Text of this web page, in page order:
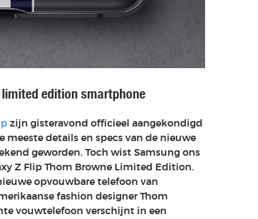
edition smartphone
zijn gisteravond officieel aangekondigd
meeste details en specs van de nieuwe
geworden. Toch wist Samsung ons
Z Flip Thom Browne Limited Edition.
opvouwbare telefoon van
fashion designer Thom
vouwtelefoon verschijnt in een